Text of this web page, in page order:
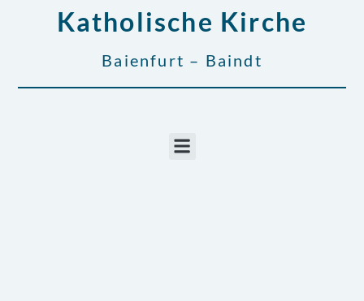
Katholische Kirche
Baienfurt – Baindt